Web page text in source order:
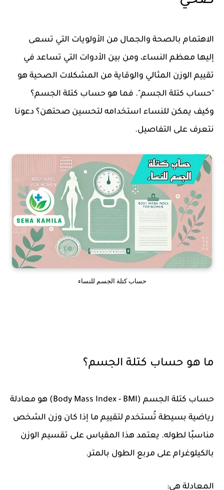
الاهتمام بالصحة والجمال من الأولويات التي تسعى
إليها معظم النساء، ومن بين الأدوات التي تساعد في
تقييم الوزن المثالي والوقاية من المشكلات الصحية هو
"حساب كتلة الجسم". فما هو حساب كتلة الجسم؟
وكيف يمكن للنساء استخدامه لتحسين صحتهن؟ دعونا
نتعرف على التفاصيل.
حساب كتلة الجسم للنساء
ما هو حساب كتلة الجسم؟
حساب كتلة الجسم (Body Mass Index - BMI) هو معادلة
رياضية بسيطة تُستخدم لتقييم ما إذا كان وزن الشخص
مناسبًا لطوله. يعتمد هذا المقياس على تقسيم الوزن
بالكيلوغرام على مربع الطول بالمتر.
المعادلة هي: